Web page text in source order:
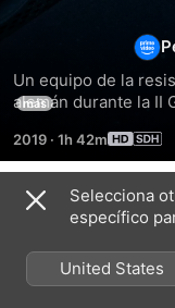
Un equipo de la
alemán durante la II
Proyecto
el Congo belga
hechos reales que
que devastó medio
más
2019 · 1h 42m
Títulos
Enemigos
Selecciona
específico
United States